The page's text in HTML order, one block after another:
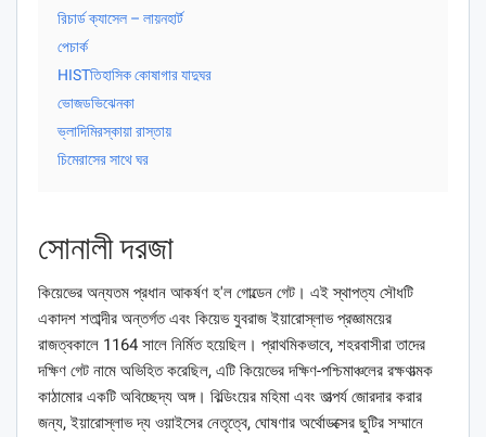
রিচার্ড ক্যাসেল – লায়নহার্ট
পেচার্ক
HISTতিহাসিক কোষাগার যাদুঘর
ভোজডভিঝেনকা
ভ্লাদিমিরস্কায়া রাস্তায়
চিমেরাসের সাথে ঘর
সোনালী দরজা
কিয়েভের অন্যতম প্রধান আকর্ষণ হ'ল গোল্ডেন গেট। এই স্থাপত্য সৌধটি
একাদশ শতাব্দীর অন্তর্গত এবং কিয়েভ যুবরাজ ইয়ারোস্লাভ প্রজ্ঞাময়ের
রাজত্বকালে 1164 সালে নির্মিত হয়েছিল। প্রাথমিকভাবে, শহরবাসীরা তাদের
দক্ষিণ গেট নামে অভিহিত করেছিল, এটি কিয়েভের দক্ষিণ-পশ্চিমাঞ্চলের রক্ষণাত্মক
কাঠামোর একটি অবিচ্ছেদ্য অঙ্গ। বিল্ডিংয়ের মহিমা এবং তাত্পর্য জোরদার করার
জন্য, ইয়ারোস্লাভ দ্য ওয়াইসের নেতৃত্বে, ঘোষণার অর্থোডক্সের ছুটির সম্মানে